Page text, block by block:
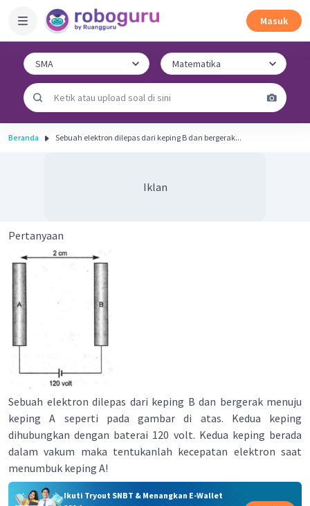
Masuk
Beranda Sebuah elektron dilepas dari keping B dan bergerak...
Iklan
Pertanyaan
Sebuah elektron dilepas dari keping B dan bergerak menuju
keping A seperti pada gambar di atas. Kedua keping
dihubungkan dengan baterai 120 volt. Kedua keping berada
dalam vakum maka tentukanlah kecepatan elektron saat
menumbuk keping A!
Ikuti Tryout SNBT & Menangkan E-Wallet